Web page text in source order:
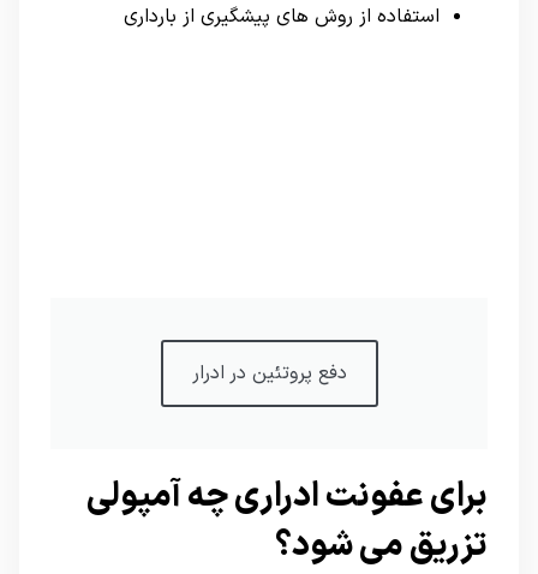
استفاده از روش های پیشگیری از بارداری
دفع پروتئین در ادرار
برای عفونت ادراری چه آمپولی
تزریق می شود؟